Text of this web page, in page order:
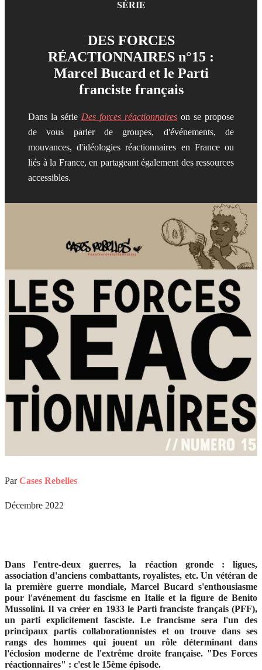
SÉRIE
DES FORCES
RÉACTIONNAIRES n°15 :
Marcel Bucard et le Parti
franciste français
Dans la série Des forces réactionnaires on se propose
de vous parler de groupes, d'événements, de
mouvances, d'idéologies réactionnaires en France ou
liés à la France, en partageant également des ressources
accessibles.
ParCases Rebelles
Décembre 2022
Dans l'entre-deux guerres, la réaction gronde : ligues,
association d'anciens combattants, royalistes, etc. Un vétéran de
la première guerre mondiale, Marcel Bucard s'enthousiasme
pour l'avénement du fascisme en Italie et la figure de Benito
Mussolini. Il va créer en 1933 le Parti franciste français (PFF),
un parti explicitement fasciste. Le francisme sera l'un des
principaux partis collaborationnistes et on trouve dans ses
rangs des hommes qui jouent un rôle déterminant dans
l'éclosion moderne de l'extrême droite française. "Des Forces
réactionnaires" : c'est le 15ème épisode.